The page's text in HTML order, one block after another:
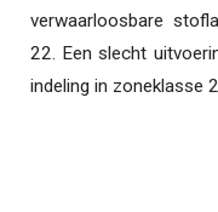
verwaarloosbare
22. Een slecht
indeling in zoneklasse